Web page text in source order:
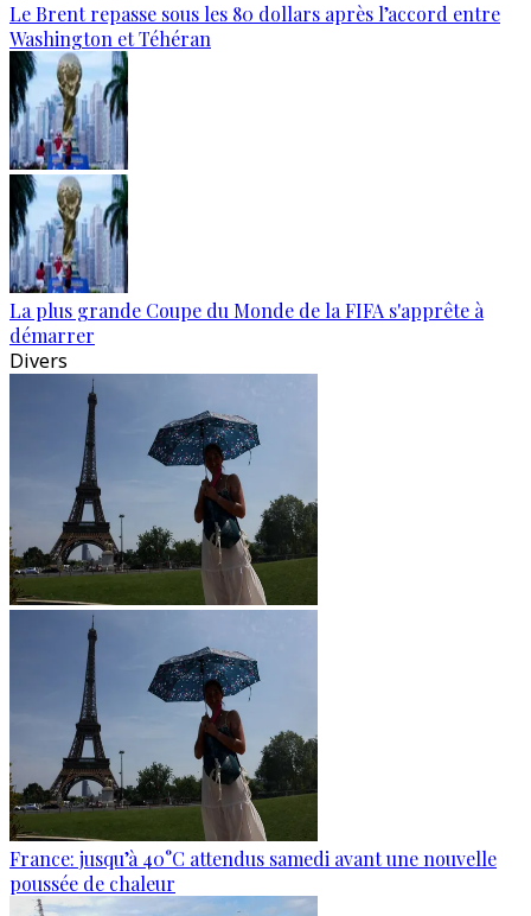
Le Brent repasse sous les 80 dollars après l’accord entre
Washington et Téhéran
La plus grande Coupe du Monde de la FIFA s'apprête à
démarrer
Divers
France: jusqu’à 40°C attendus samedi avant une nouvelle
poussée de chaleur